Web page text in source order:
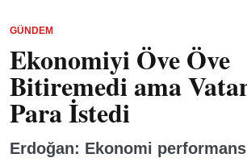
GÜNDEM
Ekonomiyi Öve Öve
Bitiremedi ama
Para İstedi
Erdoğan: Ekonomi